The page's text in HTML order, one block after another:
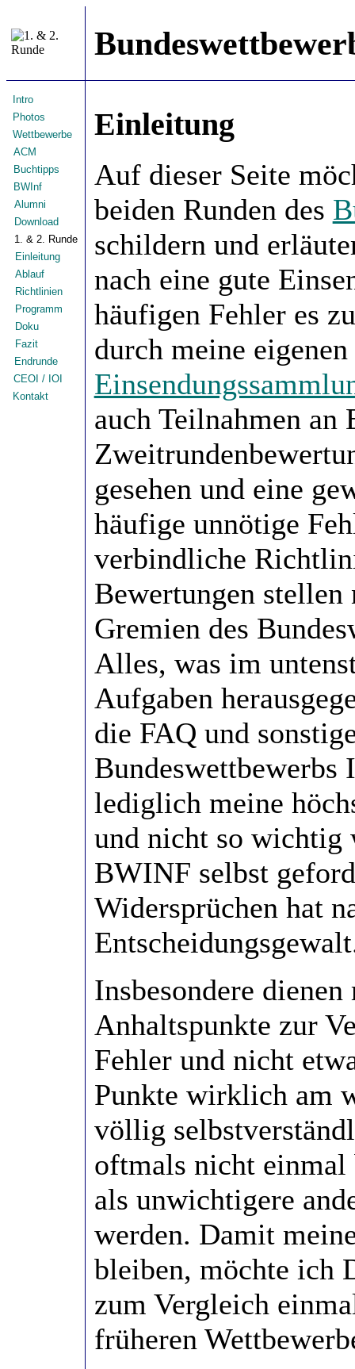
Intro
Photos
Wettbewerbe
ACM
Buchtipps
BWInf
Alumni
Download
1. & 2. Runde
Einleitung
Ablauf
Richtlinien
Programm
Doku
Fazit
Endrunde
CEOI / IOI
Kontakt
Einleitung
Auf dieser Seite
beiden Runden des
schildern und
nach eine gute
häufigen Fehler es
durch meine
auch Teilnahmen an
gesehen und eine
häufige unnötige
verbindliche
Bewertungen
Gremien des
Alles, was im
Aufgaben
die FAQ und
lediglich meine
und nicht so wichtig
BWINF selbst
Widersprüchen hat
Insbesondere
Anhaltspunkte zur
Fehler und nicht
Punkte wirklich am
völlig
oftmals nicht einmal
als unwichtigere
werden. Damit
bleiben, möchte ich
zum Vergleich
früheren